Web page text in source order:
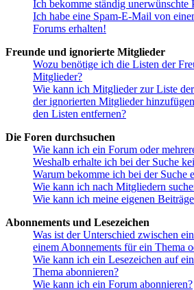
Ich bekomme ständig unerwünschte
Ich habe eine Spam-E-Mail von
Forums erhalten!
Freunde und ignorierte Mitglieder
Wozu benötige ich die Listen der
Mitglieder?
Wie kann ich Mitglieder zur Liste
der ignorierten Mitglieder
den Listen entfernen?
Die Foren durchsuchen
Wie kann ich ein Forum oder
Weshalb erhalte ich bei der Suche
Warum bekomme ich bei der Suche
Wie kann ich nach Mitgliedern
Wie kann ich meine eigenen
Abonnements und Lesezeichen
Was ist der Unterschied zwischen
einem Abonnements für ein Thema
Wie kann ich ein Lesezeichen auf
Thema abonnieren?
Wie kann ich ein Forum abonnieren?